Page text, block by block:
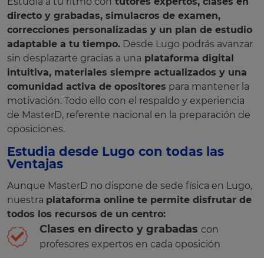
directo y grabadas, simulacros de examen,
correcciones personalizadas y un plan de estudio
adaptable a tu tiempo. Desde Lugo podrás avanzar
sin desplazarte gracias a una plataforma digital
intuitiva, materiales siempre actualizados y una
comunidad activa de opositores para mantener la
motivación. Todo ello con el respaldo y experiencia
de MasterD, referente nacional en la preparación de
oposiciones.
Estudia desde Lugo con todas las
Ventajas
Aunque MasterD no dispone de sede física en Lugo,
nuestra plataforma online te permite disfrutar de
todos los recursos de un centro:
Clases en directo y grabadas con
profesores expertos en cada oposición